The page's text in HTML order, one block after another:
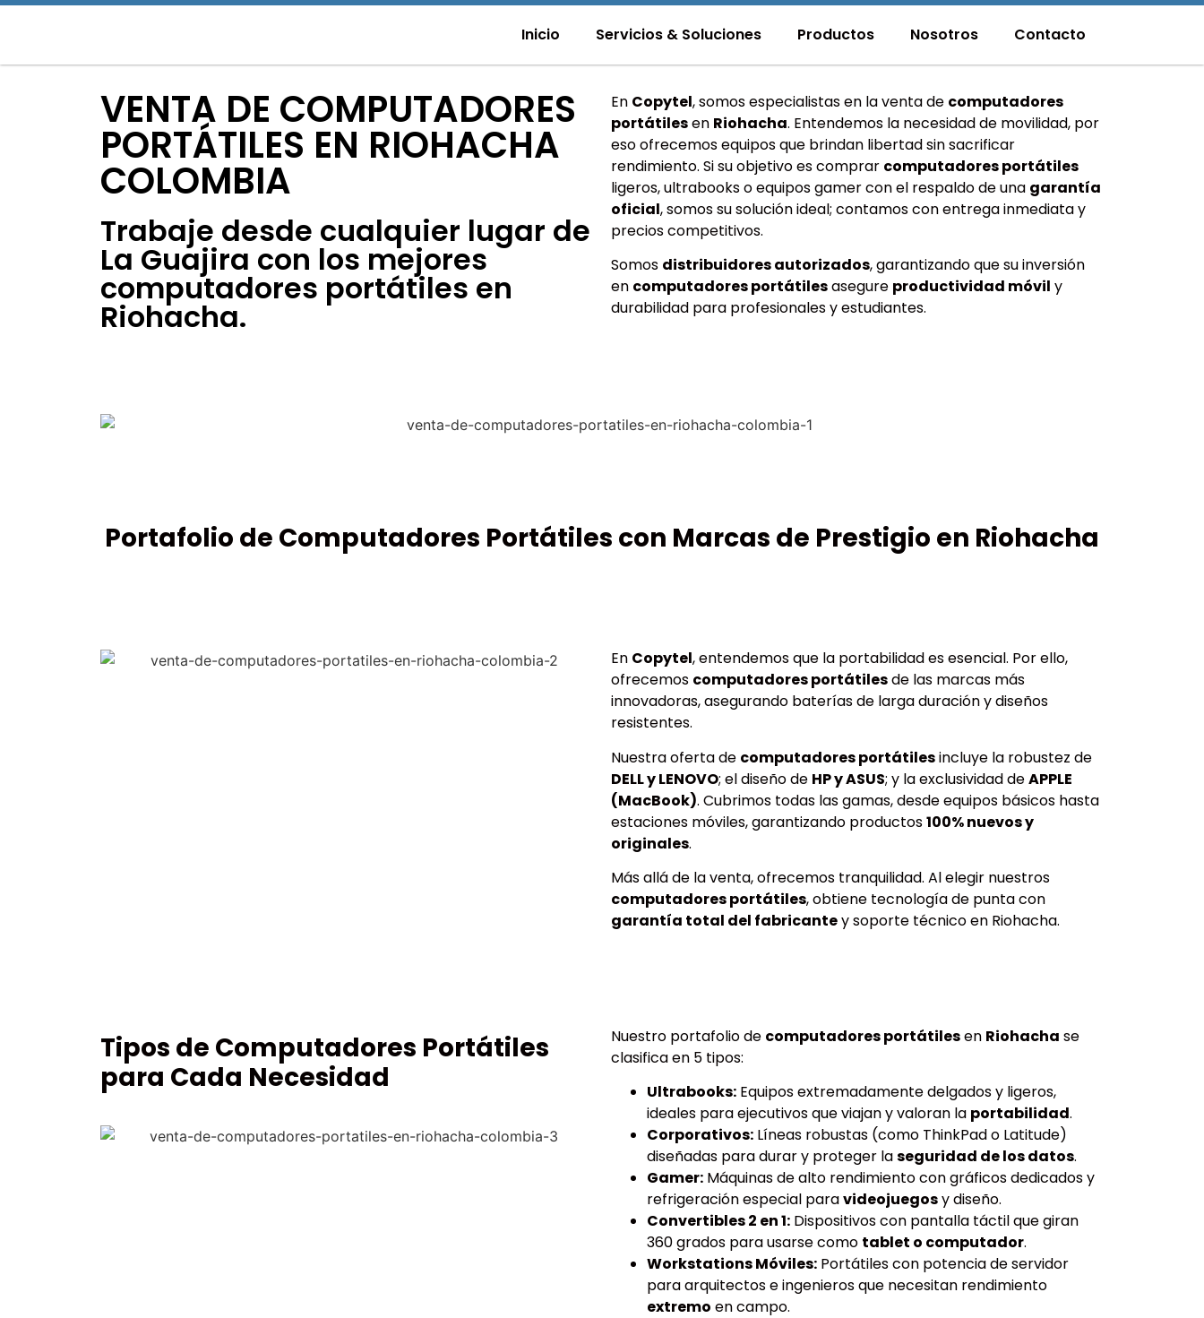
Inicio Servicios & Soluciones Productos Nosotros Contacto
VENTA DE COMPUTADORES
PORTÁTILES EN RIOHACHA
COLOMBIA
Trabaje desde cualquier lugar de
La Guajira con los mejores
computadores portátiles en
Riohacha.
En Copytel, somos especialistas en la venta de computadores
portátilesen Riohacha. Entendemos la necesidad de movilidad, por
eso ofrecemos equipos que brindan libertad sin sacrificar
rendimiento. Si su objetivo es comprar computadores portátiles
ligeros, ultrabooks o equipos gamer con el respaldo de una garantía
oficial, somos su solución ideal; contamos con entrega inmediata y
precios competitivos.
Somos distribuidores autorizados, garantizando que su inversión
en computadores portátilesasegure productividad móvil y
durabilidad para profesionales y estudiantes.
Portafolio de Computadores Portátiles con Marcas de Prestigio en Riohacha
En Copytel, entendemos que la portabilidad es esencial. Por ello,
ofrecemos computadores portátilesde las marcas más
innovadoras, asegurando baterías de larga duración y diseños
resistentes.
Nuestra oferta de computadores portátilesincluye la robustez de
DELL y LENOVO; el diseño de HP y ASUS; y la exclusividad deAPPLE
(MacBook). Cubrimos todas las gamas, desde equipos básicos hasta
estaciones móviles, garantizando productos100% nuevos y
originales.
Más allá de la venta, ofrecemos tranquilidad. Al elegir nuestros
computadores portátiles, obtiene tecnología de punta con
garantía total del fabricantey soporte técnico en Riohacha.
Tipos de Computadores Portátiles
para Cada Necesidad
Nuestro portafolio de computadores portátilesen Riohacha se
clasifica en 5 tipos:
Ultrabooks: Equipos extremadamente delgados y ligeros,
ideales para ejecutivos que viajan y valoran la portabilidad.
Corporativos: Líneas robustas (como ThinkPad o Latitude)
diseñadas para durar y proteger laseguridad de los datos.
Gamer: Máquinas de alto rendimiento con gráficos dedicados y
refrigeración especial paravideojuegosy diseño.
Convertibles 2 en 1: Dispositivos con pantalla táctil que giran
360 grados para usarse como tablet o computador.
Workstations Móviles: Portátiles con potencia de servidor
para arquitectos e ingenieros que necesitan rendimiento
extremo en campo.